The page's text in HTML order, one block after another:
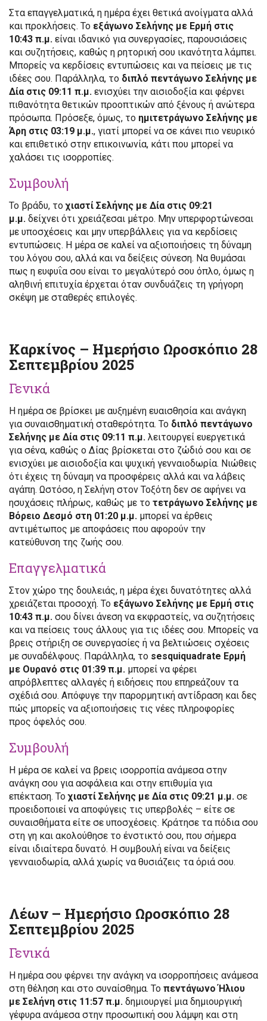
Στα επαγγελματικά, η ημέρα έχει θετικά ανοίγματα αλλά
και προκλήσεις. Το εξάγωνο Σελήνης με Ερμή στις
10:43 π.μ. είναι ιδανικό για συνεργασίες, παρουσιάσεις
και συζητήσεις, καθώς η ρητορική σου ικανότητα λάμπει.
Μπορείς να κερδίσεις εντυπώσεις και να πείσεις με τις
ιδέες σου. Παράλληλα, το διπλό πεντάγωνο Σελήνης με
Δία στις 09:11 π.μ. ενισχύει την αισιοδοξία και φέρνει
πιθανότητα θετικών προοπτικών από ξένους ή ανώτερα
πρόσωπα. Πρόσεξε, όμως, το ημιτετράγωνο Σελήνης με
Άρη στις 03:19 μ.μ., γιατί μπορεί να σε κάνει πιο νευρικό
και επιθετικό στην επικοινωνία, κάτι που μπορεί να
χαλάσει τις ισορροπίες.
Συμβουλή
Το βράδυ, τοχιαστί Σελήνης με Δία στις 09:21
μ.μ. δείχνει ότι χρειάζεσαι μέτρο. Μην υπερφορτώνεσαι
με υποσχέσεις και μην υπερβάλλεις για να κερδίσεις
εντυπώσεις. Η μέρα σε καλεί να αξιοποιήσεις τη δύναμη
του λόγου σου, αλλά και να δείξεις σύνεση. Να θυμάσαι
πως η ευφυΐα σου είναι το μεγαλύτερό σου όπλο, όμως η
αληθινή επιτυχία έρχεται όταν συνδυάζεις τη γρήγορη
σκέψη με σταθερές επιλογές.
Καρκίνος – Ημερήσιο Ωροσκόπιο 28
Σεπτεμβρίου 2025
Γενικά
Η ημέρα σε βρίσκει με αυξημένη ευαισθησία και ανάγκη
για συναισθηματική σταθερότητα. Το διπλό πεντάγωνο
Σελήνης με Δία στις 09:11 π.μ. λειτουργεί ευεργετικά
για σένα, καθώς ο Δίας βρίσκεται στο ζώδιό σου και σε
ενισχύει με αισιοδοξία και ψυχική γενναιοδωρία. Νιώθεις
ότι έχεις τη δύναμη να προσφέρεις αλλά και να λάβεις
αγάπη. Ωστόσο, η Σελήνη στον Τοξότη δεν σε αφήνει να
ησυχάσεις πλήρως, καθώς με το τετράγωνο Σελήνης με
Βόρειο Δεσμό στη 01:20 μ.μ. μπορεί να έρθεις
αντιμέτωπος με αποφάσεις που αφορούν την
κατεύθυνση της ζωής σου.
Επαγγελματικά
Στον χώρο της δουλειάς, η μέρα έχει δυνατότητες αλλά
χρειάζεται προσοχή. Το εξάγωνο Σελήνης με Ερμή στις
10:43 π.μ. σου δίνει άνεση να εκφραστείς, να συζητήσεις
και να πείσεις τους άλλους για τις ιδέες σου. Μπορείς να
βρεις στήριξη σε συνεργασίες ή να βελτιώσεις σχέσεις
με συναδέλφους. Παράλληλα, το sesquiquadrate Ερμή
με Ουρανό στις 01:39 π.μ. μπορεί να φέρει
απρόβλεπτες αλλαγές ή ειδήσεις που επηρεάζουν τα
σχέδιά σου. Απόφυγε την παρορμητική αντίδραση και δες
πώς μπορείς να αξιοποιήσεις τις νέες πληροφορίες
προς όφελός σου.
Συμβουλή
Η μέρα σε καλεί να βρεις ισορροπία ανάμεσα στην
ανάγκη σου για ασφάλεια και στην επιθυμία για
επέκταση. Τοχιαστί Σελήνης με Δία στις 09:21 μ.μ. σε
προειδοποιεί να αποφύγεις τις υπερβολές – είτε σε
συναισθήματα είτε σε υποσχέσεις. Κράτησε τα πόδια σου
στη γη και ακολούθησε το ένστικτό σου, που σήμερα
είναι ιδιαίτερα δυνατό. Η συμβουλή είναι να δείξεις
γενναιοδωρία, αλλά χωρίς να θυσιάζεις τα όριά σου.
Λέων – Ημερήσιο Ωροσκόπιο 28
Σεπτεμβρίου 2025
Γενικά
Η ημέρα σου φέρνει την ανάγκη να ισορροπήσεις ανάμεσα
στη θέληση και στο συναίσθημα. Το πεντάγωνο Ήλιου
με Σελήνη στις 11:57 π.μ. δημιουργεί μια δημιουργική
γέφυρα ανάμεσα στην προσωπική σου λάμψη και στη